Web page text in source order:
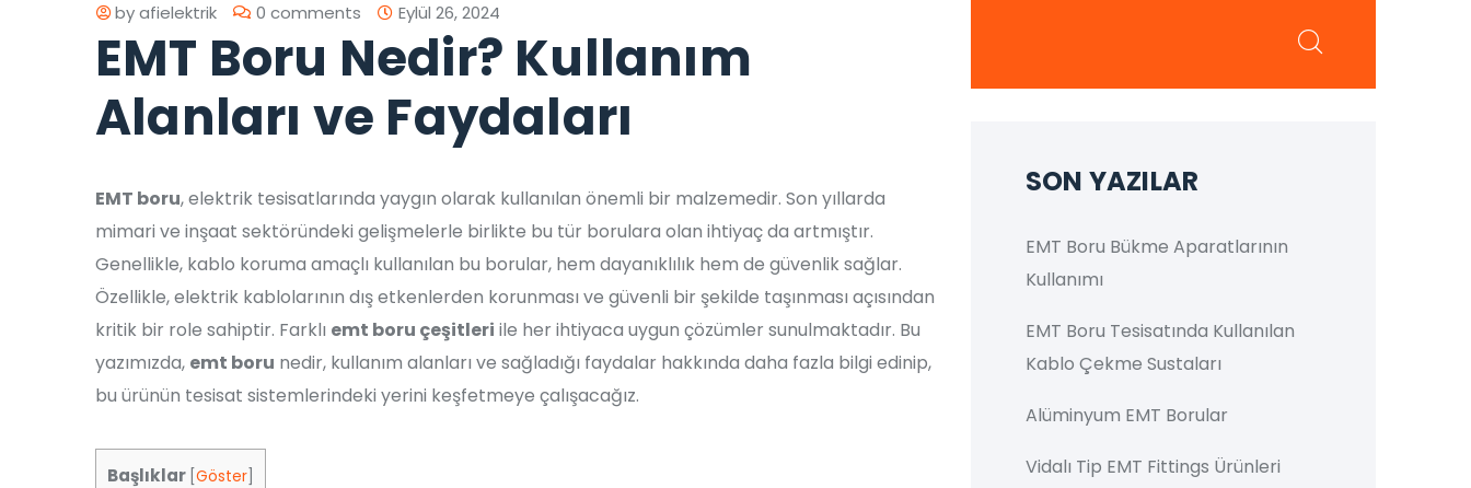
byafielektrik 0 comments Eylül 26, 2024
EMT Boru Nedir? Kullanım
Alanları ve Faydaları
EMT boru, elektrik tesisatlarında yaygın olarak kullanılan önemli bir malzemedir. Son yıllarda
mimari ve inşaat sektöründeki gelişmelerle birlikte bu tür borulara olan ihtiyaç da artmıştır.
Genellikle, kablo koruma amaçlı kullanılan bu borular, hem dayanıklılık hem de güvenlik sağlar.
Özellikle, elektrik kablolarının dış etkenlerden korunması ve güvenli bir şekilde taşınması açısından
kritik bir role sahiptir. Farklı emt boru çeşitleri ile her ihtiyaca uygun çözümler sunulmaktadır. Bu
yazımızda, emt boru nedir, kullanım alanları ve sağladığı faydalar hakkında daha fazla bilgi edinip,
bu ürünün tesisat sistemlerindeki yerini keşfetmeye çalışacağız.
Başlıklar Göster
SON YAZILAR
EMT Boru Bükme Aparatlarının
Kullanımı
EMT Boru Tesisatında Kullanılan
Kablo Çekme Sustaları
Alüminyum EMT Borular
Vidalı Tip EMT Fittings Ürünleri